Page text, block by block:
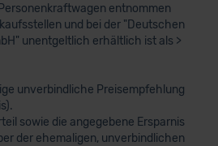
entnommen
und bei der "Deutschen
unentgeltlich erhältlich ist als >
unverbindliche Preisempfehlung
sowie die angegebene Ersparnis
der ehemaligen, unverbindlichen